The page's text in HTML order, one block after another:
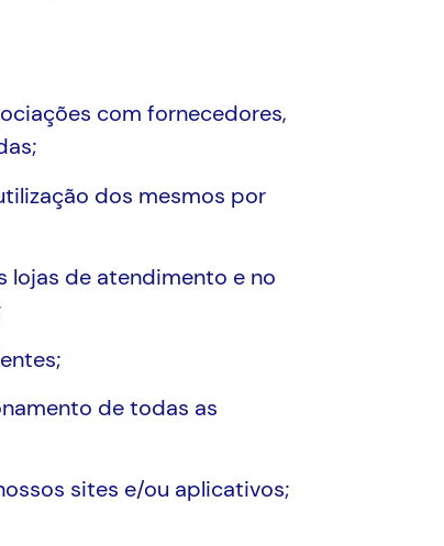
com fornecedores,
dos mesmos por
lojas de atendimento e no
de todas as
sites e/ou aplicativos;